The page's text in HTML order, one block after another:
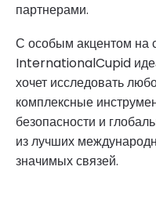
партнерами.
С особым акцентом на
InternationalCupid
хочет исследовать
комплексные
безопасности и
из лучших
значимых связей.